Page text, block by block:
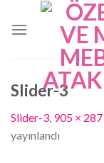
Slider-3
Slider-3, 905 × 287
yayınlandı